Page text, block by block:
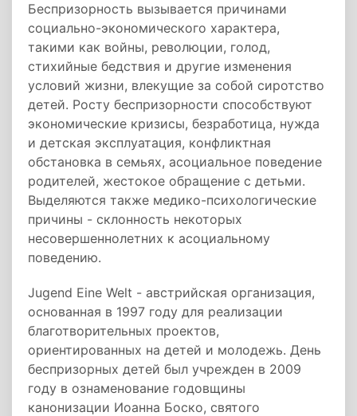
Беспризорность вызывается причинами
социально-экономического характера,
такими как войны, революции, голод,
стихийные бедствия и другие изменения
условий жизни, влекущие за собой сиротство
детей. Росту беспризорности способствуют
экономические кризисы, безработица, нужда
и детская эксплуатация, конфликтная
обстановка в семьях, асоциальное поведение
родителей, жестокое обращение с детьми.
Выделяются также медико-психологические
причины - склонность некоторых
несовершеннолетних к асоциальному
поведению.
Jugend Eine Welt - австрийская организация,
основанная в 1997 году для реализации
благотворительных проектов,
ориентированных на детей и молодежь. День
беспризорных детей был учрежден в 2009
году в ознаменование годовщины
канонизации Иоанна Боско, святого